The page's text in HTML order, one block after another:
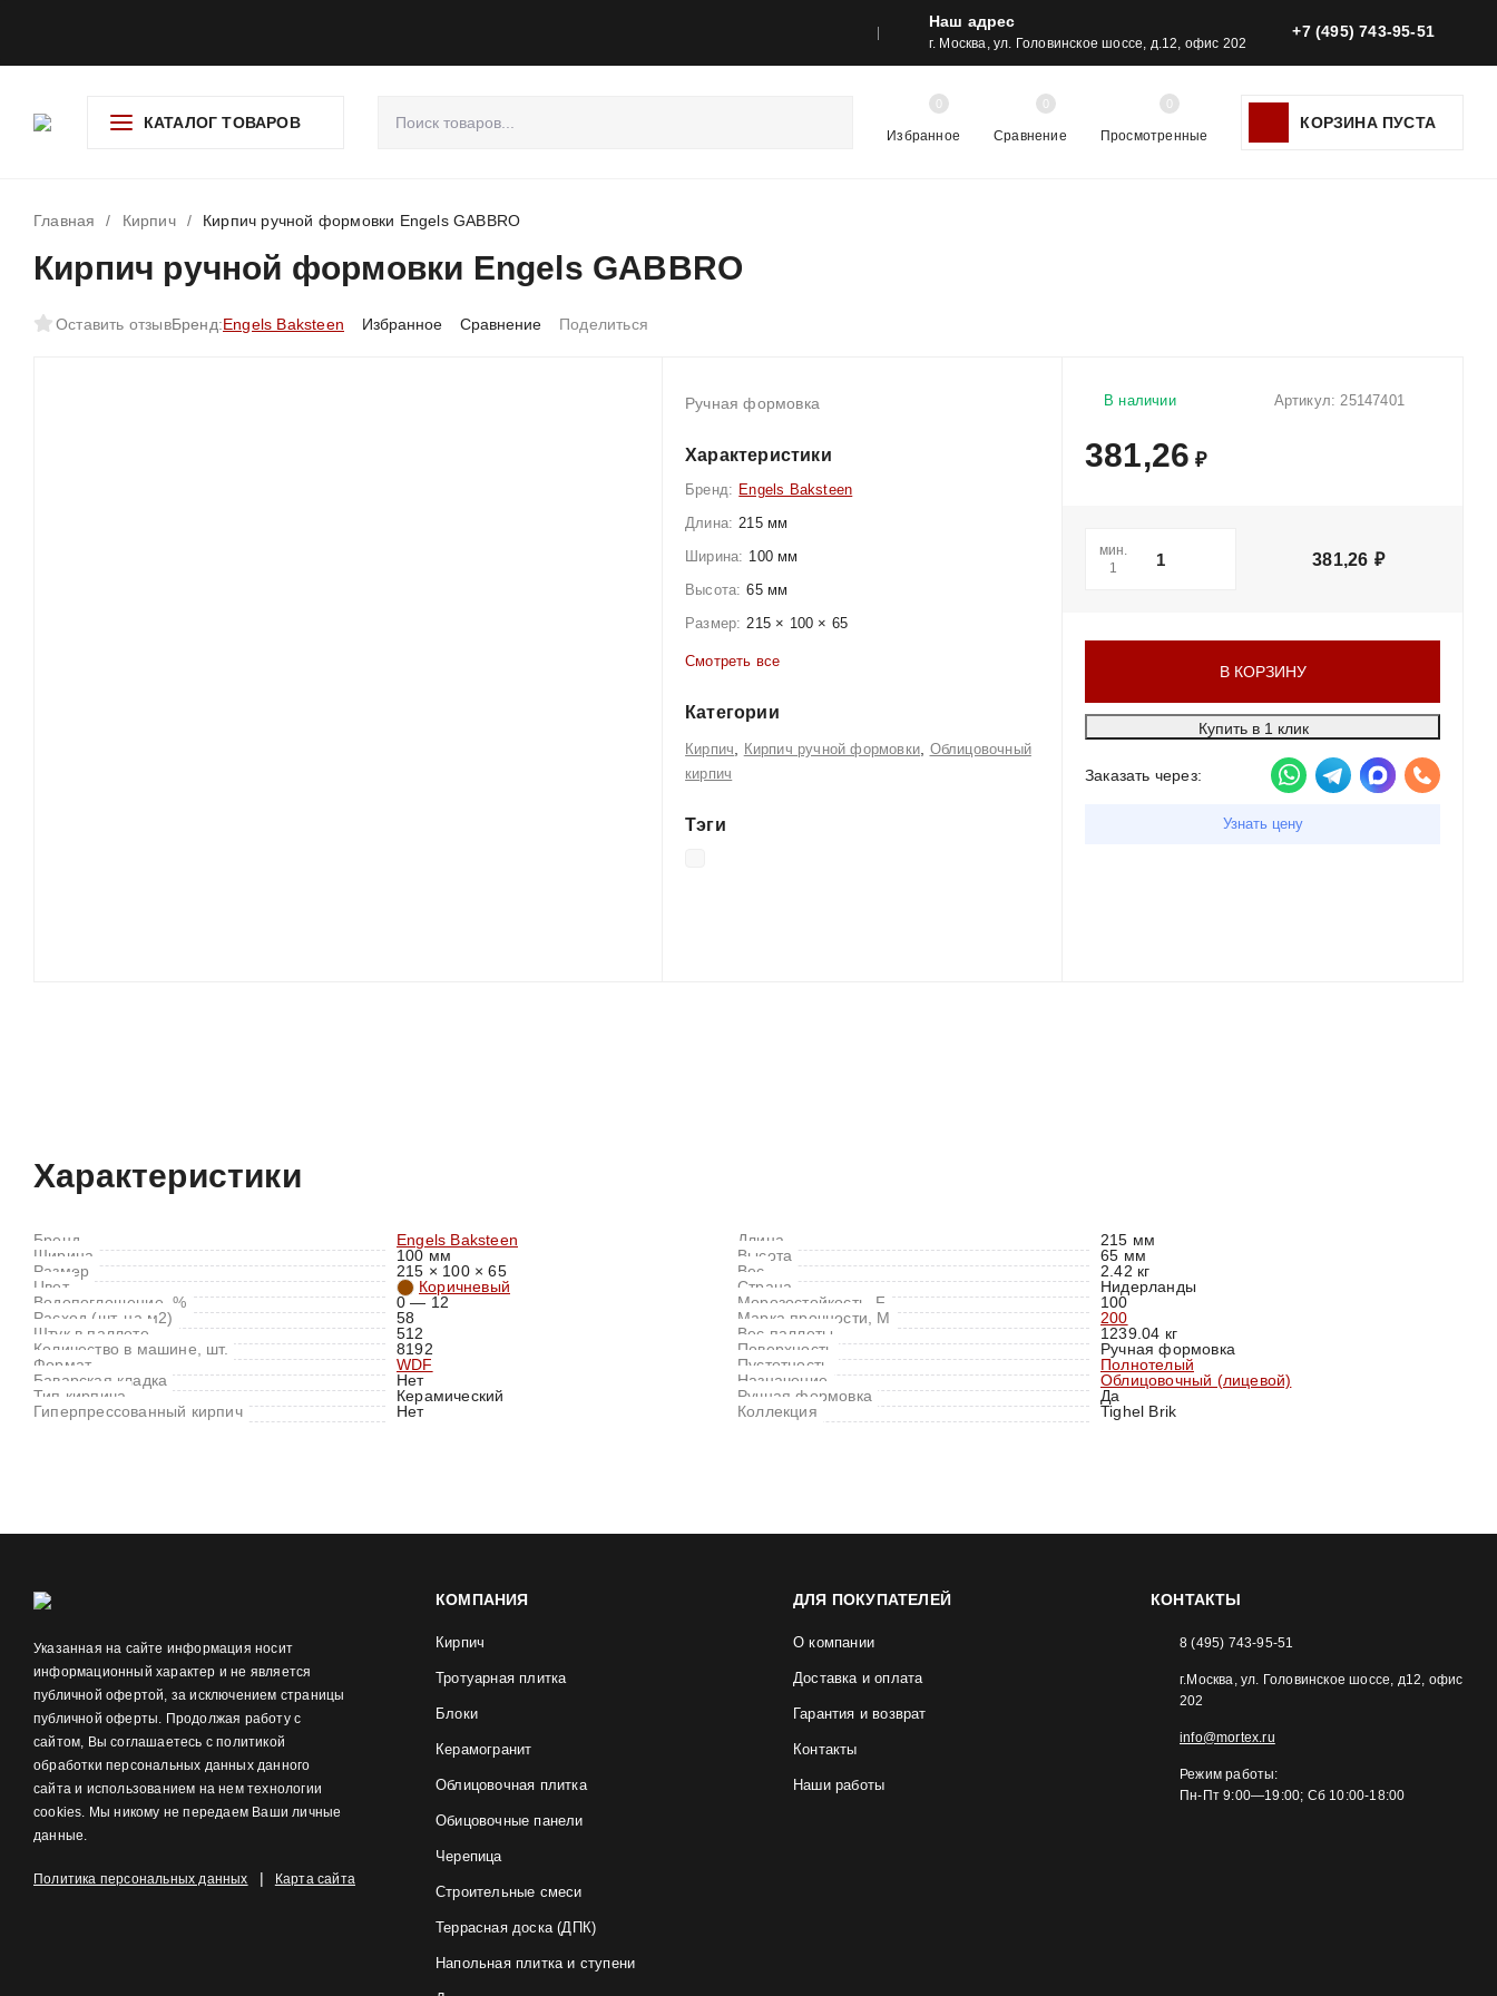
Наш адрес
г. Москва, ул. Головинское шоссе, д.12, офис 202
+7 (495) 743-95-51
КАТАЛОГ ТОВАРОВ
Избранное
0
Сравнение
0
Просмотренные
0
КОРЗИНА ПУСТА
Главная / Кирпич / Кирпич ручной формовки Engels GABBRO
Кирпич ручной формовки Engels GABBRO
Оставить отзывБренд:Engels Baksteen Избранное Сравнение Поделиться
Ручная формовка
Характеристики
Бренд: Engels Baksteen
Длина: 215 мм
Ширина: 100 мм
Высота: 65 мм
Размер: 215 × 100 × 65
Смотреть все
Категории
Кирпич Кирпич ручной формовки Облицовочный
кирпич
Тэги
Артикул:25147401
В наличии
381,26 ₽
мин.
1
381,26 ₽
В КОРЗИНУ
Купить в 1 клик
Заказать через:
Узнать цену
Характеристики
Бренд Engels Baksteen Длина
215 мм
Ширина
100 мм Высота
65 мм
Размер
215 × 100 × 65 Вес
2.42 кг
Цвет
Коричневый Страна
Нидерланды
Водопоглощение, %
0 — 12 Морозостойкость, F
100
Расход (шт. на м2)
58 Марка прочности, M
200
Штук в паллете
512 Вес паллеты
1239.04 кг
Количество в машине, шт.
8192 Поверхность
Ручная формовка
Формат
WDF Пустотность
Полнотелый
Баварская кладка
Нет Назначение
Облицовочный (лицевой)
Тип кирпича
Керамический Ручная формовка
Да
Гиперпрессованный кирпич
Нет Коллекция Tighel Brik
Указанная на сайте информация носит
информационный характер и не является
публичной офертой, за исключением страницы
публичной оферты. Продолжая работу с
сайтом, Вы соглашаетесь с политикой
обработки персональных данных данного
сайта и использованием на нем технологии
cookies. Мы никому не передаем Ваши личные
данные.
Политика персональных данных | Карта сайта
КОМПАНИЯ
Кирпич
Тротуарная плитка
Блоки
Керамогранит
Облицовочная плитка
Обицовочные панели
Черепица
Строительные смеси
Террасная доска (ДПК)
Напольная плитка и ступени
ДЛЯ ПОКУПАТЕЛЕЙ
О компании
Доставка и оплата
Гарантия и возврат
Контакты
Наши работы
КОНТАКТЫ
8 (495) 743-95-51
г.Москва, ул. Головинское шоссе, д12, офис
202
info@mortex.ru
Режим работы:
Пн-Пт 9:00—19:00; Сб 10:00-18:00